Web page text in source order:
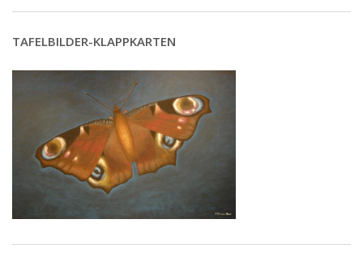
TAFELBILDER-KLAPPKARTEN